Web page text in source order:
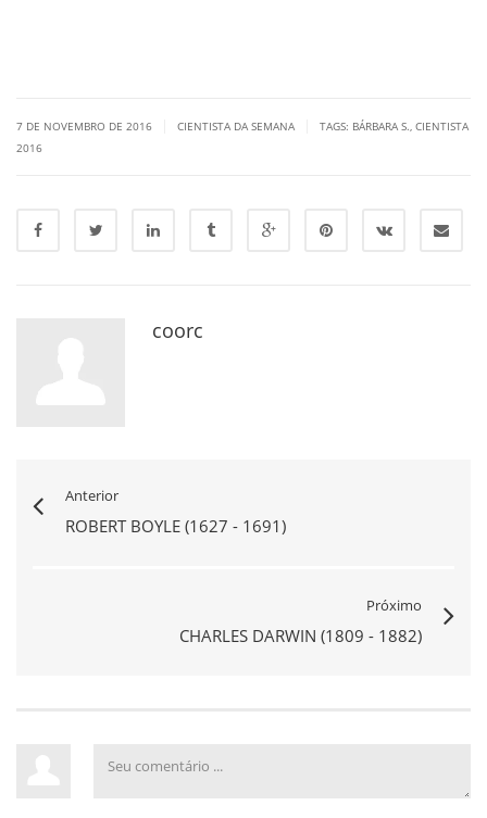
7 DE NOVEMBRO DE 2016 CIENTISTA DA SEMANA TAGS: BÁRBARA S. CIENTISTA
2016
coorc
Anterior
ROBERT BOYLE (1627 - 1691)
Próximo
CHARLES DARWIN (1809 - 1882)